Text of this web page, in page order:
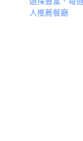
人推薦餐廳